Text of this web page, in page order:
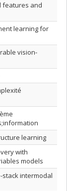
features and
learning for
vision-
learning
with
models
intermodal